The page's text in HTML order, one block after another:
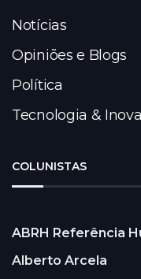
Notícias
Opiniões e Blogs
Política
Tecnologia &
COLUNISTAS
ABRH Referência
Alberto Arcela